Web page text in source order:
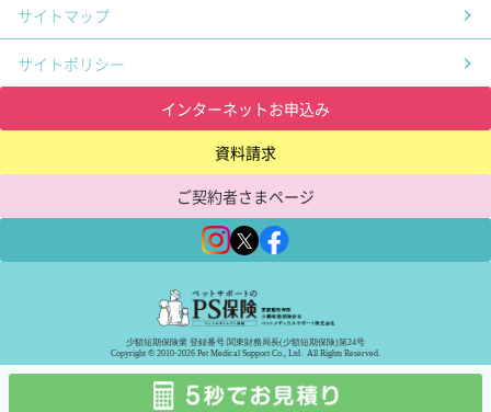
サイトマップ
サイトポリシー
インターネットお申込み
資料請求
ご契約者さまページ
少額短期保険業 登録番号 関東財務局長(少額短期保険)第24号
Copyright © 2010-2026 Pet Medical Support Co., Ltd. All Rights Reserved.